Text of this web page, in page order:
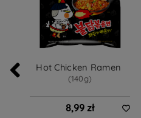
Hot Chicken Ramen
(140g)
8,99 zł